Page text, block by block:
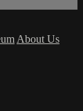
About Us